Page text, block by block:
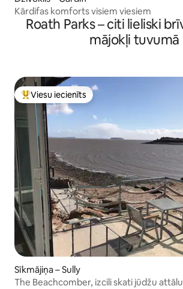
Kārdifas komforts visiem viesiem
Roath Parks – citi lieliski
mājokļi tuvumā
Populārs viesu iecienīts mājoklis
Viesu iecienīts
Sīkmājiņa – Sully
The Beachcomber, izcili skati jūdžu